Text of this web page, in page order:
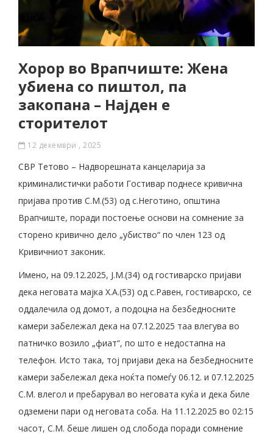
Хорор во Врапчиште: Жена
убиена со пиштол, па
закопана – Најден е
сторителот
12 декември , 2025
СВР Тетово – Надворешната канцеларија за
криминалистички работи Гостивар поднесе кривична
пријава против С.М.(53) од с.Неготино, општина
Врапчиште, поради постоење основи на сомнение за
сторено кривично дело „убиство“ по член 123 од
Кривичниот законик.
Имено, на 09.12.2025, Ј.М.(34) од гостиварско пријави
дека неговата мајка Х.А.(53) од с.Равен, гостиварско, се
оддалечила од домот, а подоцна на безбедносните
камери забележал дека на 07.12.2025 таа влегува во
патничко возило „фиат“, по што е недостапна на
телефон. Исто така, тој пријави дека на безбедносните
камери забележал дека ноќта помеѓу 06.12. и 07.12.2025
С.М. влегол и пребарувал во неговата куќа и дека биле
одземени пари од неговата соба. На 11.12.2025 во 02:15
часот, С.М. беше лишен од слобода поради сомнение